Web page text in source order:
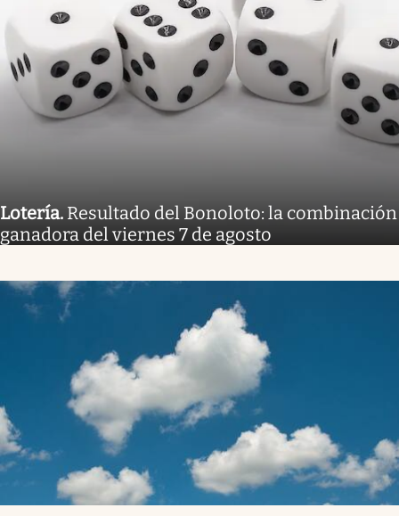
Lotería. Resultado del Bonoloto: la combinación
ganadora del viernes 7 de agosto